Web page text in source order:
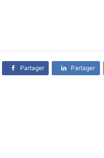
Partager Partager